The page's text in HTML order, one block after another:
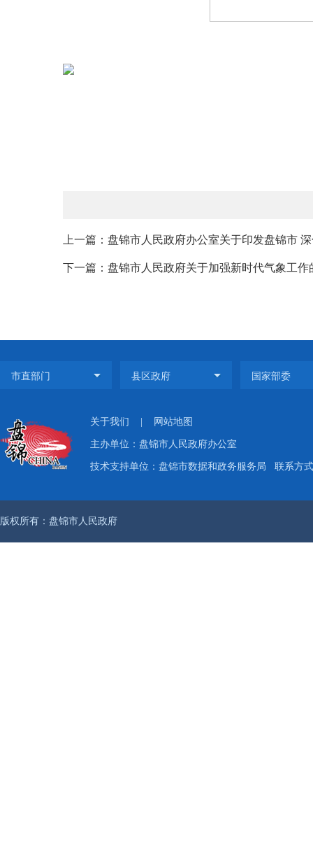
上一篇：盘锦市人民政府办公室关于印发盘锦市
下一篇：盘锦市人民政府关于加强新时代气象工作
关于我们 网站地图
主办单位：盘锦市人民政府办公室
技术支持单位：盘锦市数据和政务服务局 联系方
版权所有：盘锦市人民政府